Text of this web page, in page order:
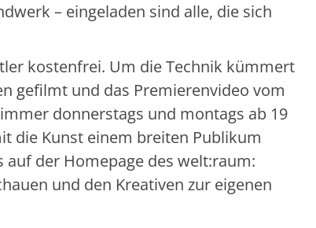
– eingeladen sind alle, die sich
kostenfrei. Um die Technik kümmert
gefilmt und das Premierenvideo vom
donnerstags und montags ab 19
die Kunst einem breiten Publikum
auf der Homepage des welt:raum:
und den Kreativen zur eigenen